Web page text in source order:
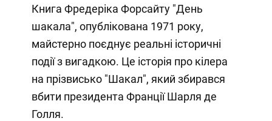
Книга Фредеріка Форсайту "День
шакала", опублікована 1971 року,
майстерно поєднує реальні історичні
події з вигадкою. Це історія про кілера
на прізвисько "Шакал", який збирався
вбити президента Франції Шарля де
Голля.